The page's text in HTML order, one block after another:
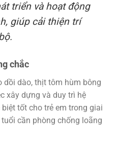
triển và hoạt động
giúp cải thiện trí
chắc
dồi dào, thịt tôm hùm bông
xây dựng và duy trì hệ
tốt cho trẻ em trong giai
cần phòng chống loãng